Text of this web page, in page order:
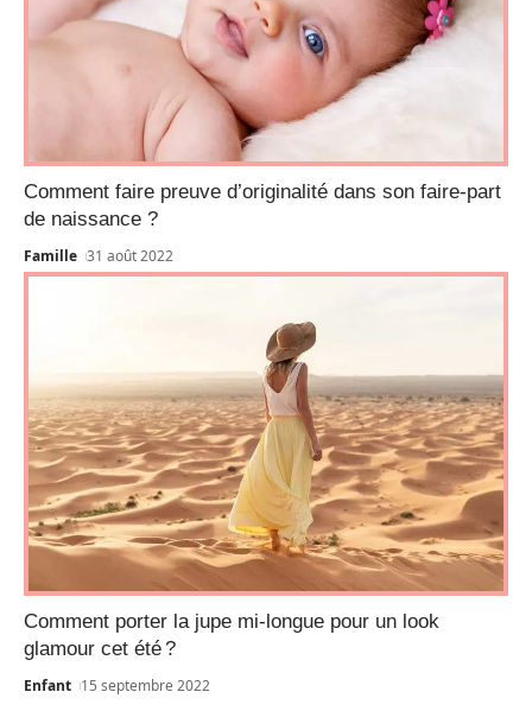
Comment faire preuve d’originalité dans son faire-part
de naissance ?
Famille 31 août 2022
Comment porter la jupe mi-longue pour un look
glamour cet été ?
Enfant 15 septembre 2022